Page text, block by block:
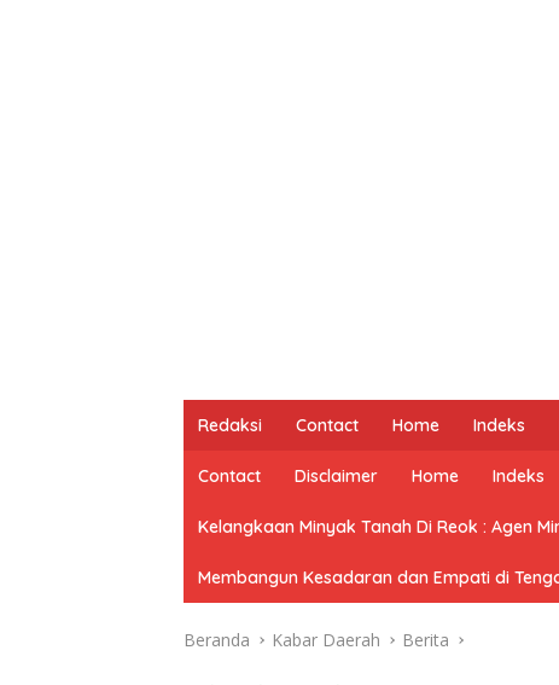
Redaksi Contact Home Indeks
Contact Disclaimer Home Indeks
Kelangkaan Minyak Tanah Di Reok : Agen
Membangun Kesadaran dan Empati di
Beranda Kabar Daerah Berita